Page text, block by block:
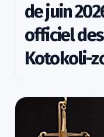
de juin
officiel
Kotokoli-